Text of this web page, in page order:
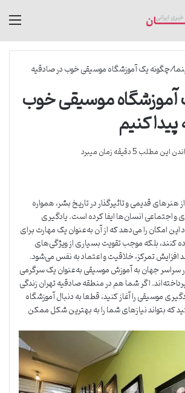
/چگونه یک آموزشگاه موسیقی خوب در صادقیه
موسیقی خوب
کنیم
این مطلب 5 دقیقه زمان میبرد
هنرهای قدیمی و تاثیرگذار در تاریخ بشر، همواره
اجتماعی انسان‌ها ایفا کرده است. یادگیری
این امکان را می‌دهد که از آن به‌عنوان یک مهارت برای
کنند، بلکه موجب تقویت بسیاری از ویژگی‌های
تمرکز، خلاقیت و اعتماد به نفس می‌شود.
در سراسر جهان به آموزش موسیقی به‌عنوان یک سرگرمی
اگر شما هم در منطقه صادقیه تهران زندگی
موسیقی را آغاز کنید، قطعا به دنبال آموزشگاه
بتواند نیازهای شما را به بهترین شکل ممکن